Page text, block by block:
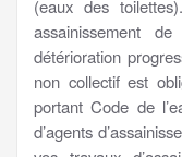
(eaux des
assainissement
détérioration
non collectif est
portant Code de
d’agents